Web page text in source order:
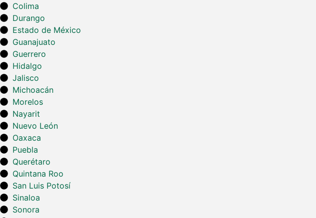
Colima
Durango
Estado de México
Guanajuato
Guerrero
Hidalgo
Jalisco
Michoacán
Morelos
Nayarit
Nuevo León
Oaxaca
Puebla
Querétaro
Quintana Roo
San Luis Potosí
Sinaloa
Sonora